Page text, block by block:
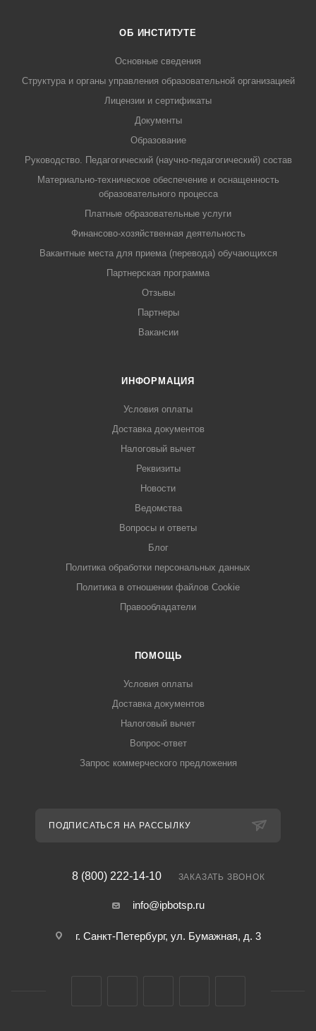
ОБ ИНСТИТУТЕ
Основные сведения
Структура и органы управления образовательной организацией
Лицензии и сертификаты
Документы
Образование
Руководство. Педагогический (научно-педагогический) состав
Материально-техническое обеспечение и оснащенность
образовательного процесса
Платные образовательные услуги
Финансово-хозяйственная деятельность
Вакантные места для приема (перевода) обучающихся
Партнерская программа
Отзывы
Партнеры
Вакансии
ИНФОРМАЦИЯ
Условия оплаты
Доставка документов
Налоговый вычет
Реквизиты
Новости
Ведомства
Вопросы и ответы
Блог
Политика обработки персональных данных
Политика в отношении файлов Cookie
Правообладатели
ПОМОЩЬ
Условия оплаты
Доставка документов
Налоговый вычет
Вопрос-ответ
Запрос коммерческого предложения
ПОДПИСАТЬСЯ НА РАССЫЛКУ
8 (800) 222-14-10 ЗАКАЗАТЬ ЗВОНОК
info@ipbotsp.ru
г. Санкт-Петербург, ул. Бумажная, д. 3